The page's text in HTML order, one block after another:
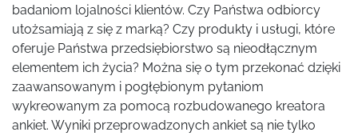
badaniom lojalności klientów. Czy Państwa odbiorcy
utożsamiają z się z marką? Czy produkty i usługi, które
oferuje Państwa przedsiębiorstwo są nieodłącznym
elementem ich życia? Można się o tym przekonać dzięki
zaawansowanym i pogłębionym pytaniom
wykreowanym za pomocą rozbudowanego kreatora
ankiet. Wyniki przeprowadzonych ankiet są nie tylko